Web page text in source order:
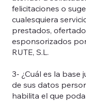
felicitaciones o
cualesquiera
prestados,
esponsorizados
RUTE, S.L.
3- ¿Cuál es la base
de sus datos
habilita el que